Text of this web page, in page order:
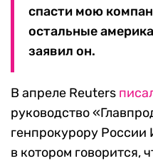
спасти мою
остальные
заявил он.
В апреле Reuters
руководство
генпрокурору
в котором говорится,